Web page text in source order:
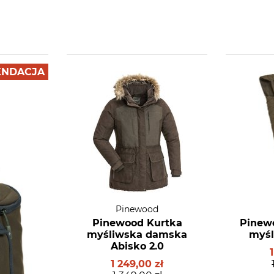
Pinewood
Pinewood Kurtka
myśliwska damska
Abisko 2.0
1 249,00 zł